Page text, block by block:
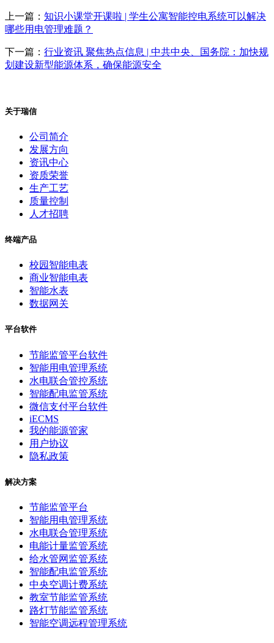
上一篇： 知识小课堂开课啦 | 学生公寓智能控电系统可以解决
哪些用电管理难题？
下一篇： 行业资讯 聚焦热点信息 | 中共中央、国务院：加快规
划建设新型能源体系，确保能源安全
关于瑞信
公司简介
发展方向
资讯中心
资质荣誉
生产工艺
质量控制
人才招聘
终端产品
校园智能电表
商业智能电表
智能水表
数据网关
平台软件
节能监管平台软件
智能用电管理系统
水电联合管控系统
智能配电监管系统
微信支付平台软件
iECMS
我的能源管家
用户协议
隐私政策
解决方案
节能监管平台
智能用电管理系统
水电联合管理系统
电能计量监管系统
给水管网监管系统
智能配电监管系统
中央空调计费系统
教室节能监管系统
路灯节能监管系统
智能空调远程管理系统